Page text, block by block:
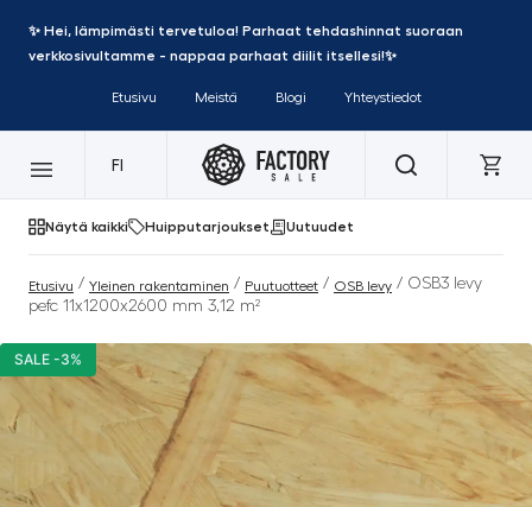
✨ Hei, lämpimästi tervetuloa! Parhaat tehdashinnat suoraan
verkkosivultamme - nappaa parhaat diilit itsellesi!✨
Etusivu Meistä Blogi Yhteystiedot
FI
Näytä kaikki Huipputarjoukset Uutuudet
Etusivu / Yleinen rakentaminen / Puutuotteet / OSB levy / OSB3 levy
pefc 11x1200x2600 mm 3,12 m²
SALE -3%